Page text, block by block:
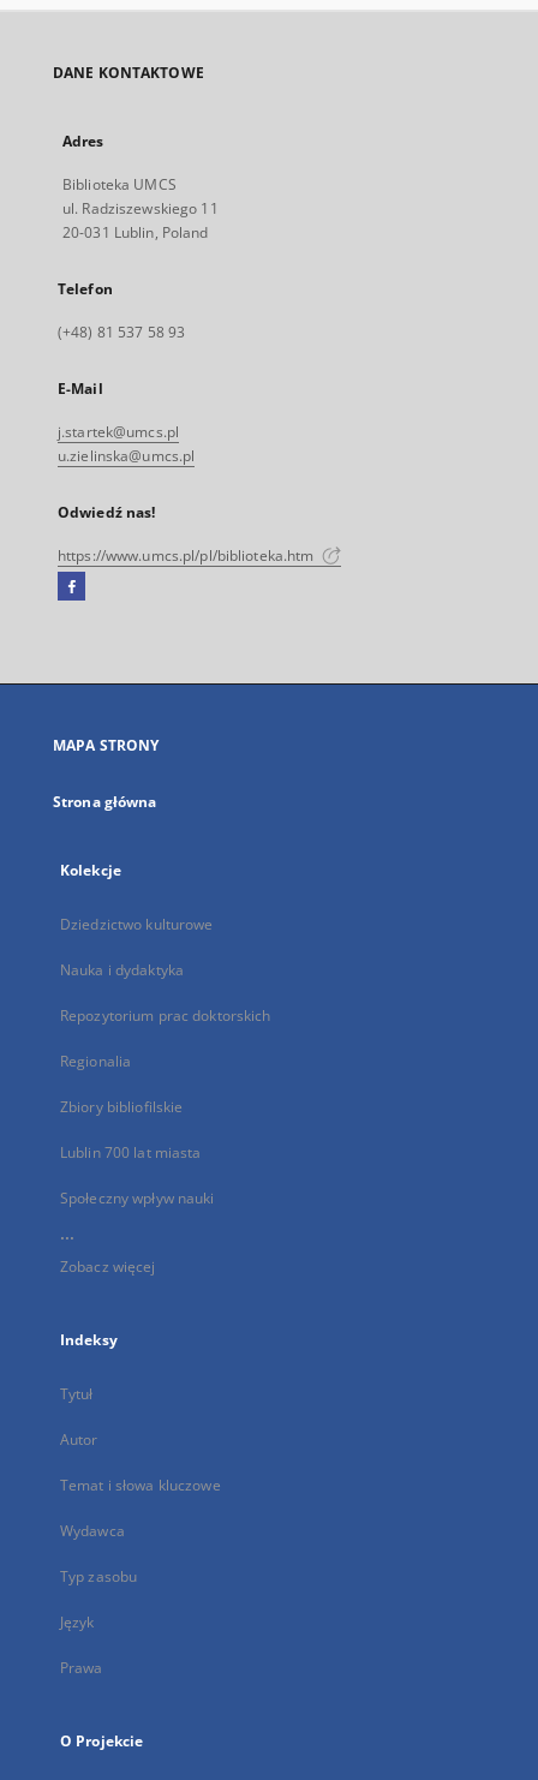
DANE KONTAKTOWE
Adres
Biblioteka UMCS
ul. Radziszewskiego 11
20-031 Lublin, Poland
Telefon
(+48) 81 537 58 93
E-Mail
j.startek@umcs.pl
u.zielinska@umcs.pl
Odwiedź nas!
https://www.umcs.pl/pl/biblioteka.htm
Facebook
się
karcie
MAPA STRONY
Strona główna
Kolekcje
Dziedzictwo kulturowe
Nauka i dydaktyka
Repozytorium prac doktorskich
Regionalia
Zbiory bibliofilskie
Lublin 700 lat miasta
Społeczny wpływ nauki
...
Zobacz więcej
Indeksy
Tytuł
Autor
Temat i słowa kluczowe
Wydawca
Typ zasobu
Język
Prawa
O Projekcie